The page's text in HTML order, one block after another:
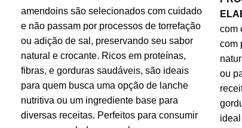
amendoins são selecionados com cuidado
e não passam por processos de torrefação
ou adição de sal, preservando seu sabor
natural e crocante. Ricos em proteínas,
fibras, e gorduras saudáveis, são ideais
para quem busca uma opção de lanche
nutritiva ou um ingrediente base para
diversas receitas. Perfeitos para consumir
com
com
ou